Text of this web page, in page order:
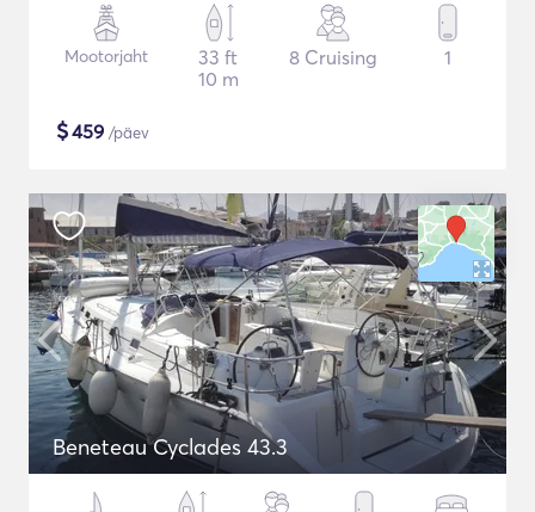
Mootorjaht
33 ft
10 m
8 Cruising 1
$459 /päev
Beneteau Cyclades 43.3